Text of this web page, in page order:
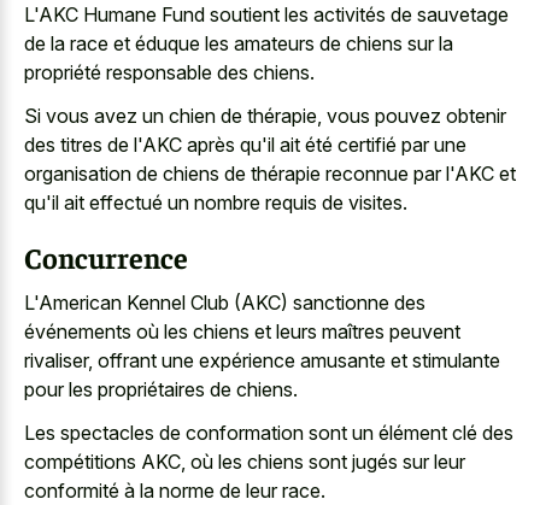
L'AKC Humane Fund soutient les activités de sauvetage
de la race et éduque les amateurs de chiens sur la
propriété responsable des chiens.
Si vous avez un chien de thérapie, vous pouvez obtenir
des titres de l'AKC après qu'il ait été certifié par une
organisation de chiens de thérapie reconnue par l'AKC et
qu'il ait effectué un nombre requis de visites.
Concurrence
L'American Kennel Club (AKC) sanctionne des
événements où les chiens et leurs maîtres peuvent
rivaliser, offrant une expérience amusante et stimulante
pour les propriétaires de chiens.
Les spectacles de conformation sont un élément clé des
compétitions AKC, où les chiens sont jugés sur leur
conformité à la norme de leur race.